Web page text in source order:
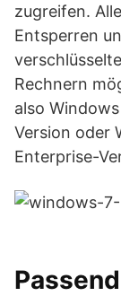
zugreifen.
Entsperren
Rechnern
also
Version oder
Enterprise-